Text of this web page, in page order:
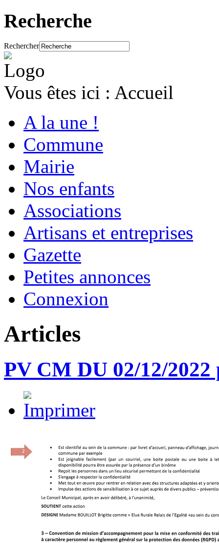
Recherche
Rechercher
Vous êtes ici : Accueil
A la une !
Commune
Mairie
Nos enfants
Associations
Artisans et entreprises
Gazette
Petites annonces
Connexion
Articles
PV CM DU 02/12/2022